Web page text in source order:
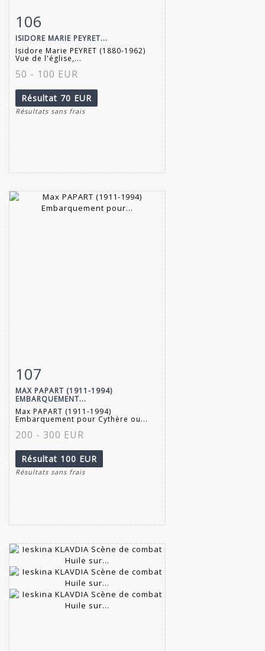
Fiche détaillée
106
ISIDORE MARIE PEYRET...
Isidore Marie PEYRET (1880-1962)
Vue de l'église,...
50 - 100 EUR
Résultat 70 EUR
Résultats sans frais
Fiche détaillée
107
MAX PAPART (1911-1994)
EMBARQUEMENT...
Max PAPART (1911-1994)
Embarquement pour Cythère ou...
200 - 300 EUR
Résultat 100 EUR
Résultats sans frais